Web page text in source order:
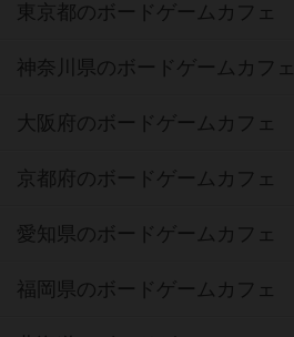
東京都のボードゲームカフェ
神奈川県のボードゲームカフェ
大阪府のボードゲームカフェ
京都府のボードゲームカフェ
愛知県のボードゲームカフェ
福岡県のボードゲームカフェ